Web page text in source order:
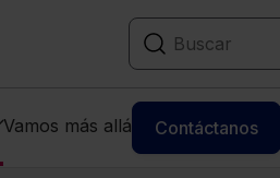
Vamos más allá Contáctanos